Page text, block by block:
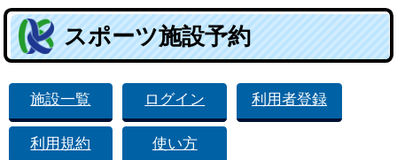
スポーツ施設予約
施設一覧 ログイン 利用者登録
利用規約 使い方